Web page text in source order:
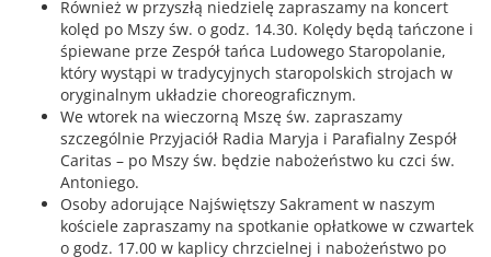
Również w przyszłą niedzielę zapraszamy na koncert
kolęd po Mszy św. o godz. 14.30. Kolędy będą tańczone i
śpiewane prze Zespół tańca Ludowego Staropolanie,
który wystąpi w tradycyjnych staropolskich strojach w
oryginalnym układzie choreograficznym.
We wtorek na wieczorną Mszę św. zapraszamy
szczególnie Przyjaciół Radia Maryja i Parafialny Zespół
Caritas – po Mszy św. będzie nabożeństwo ku czci św.
Antoniego.
Osoby adorujące Najświętszy Sakrament w naszym
kościele zapraszamy na spotkanie opłatkowe w czwartek
o godz. 17.00 w kaplicy chrzcielnej i nabożeństwo po